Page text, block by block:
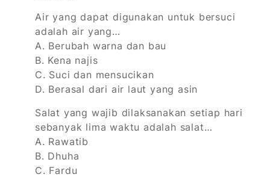
Air yang dapat digunakan untuk bersuci
adalah air yang…
A. Berubah warna dan bau
B. Kena najis
C. Suci dan mensucikan
D. Berasal dari air laut yang asin
Salat yang wajib dilaksanakan setiap hari
sebanyak lima waktu adalah salat…
A. Rawatib
B. Dhuha
C. Fardu